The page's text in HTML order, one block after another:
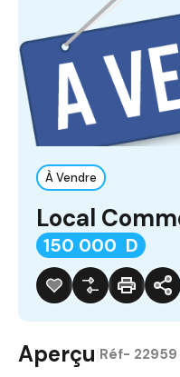
À Vendre
Local
150 000 D
Aperçu Réf- 22959